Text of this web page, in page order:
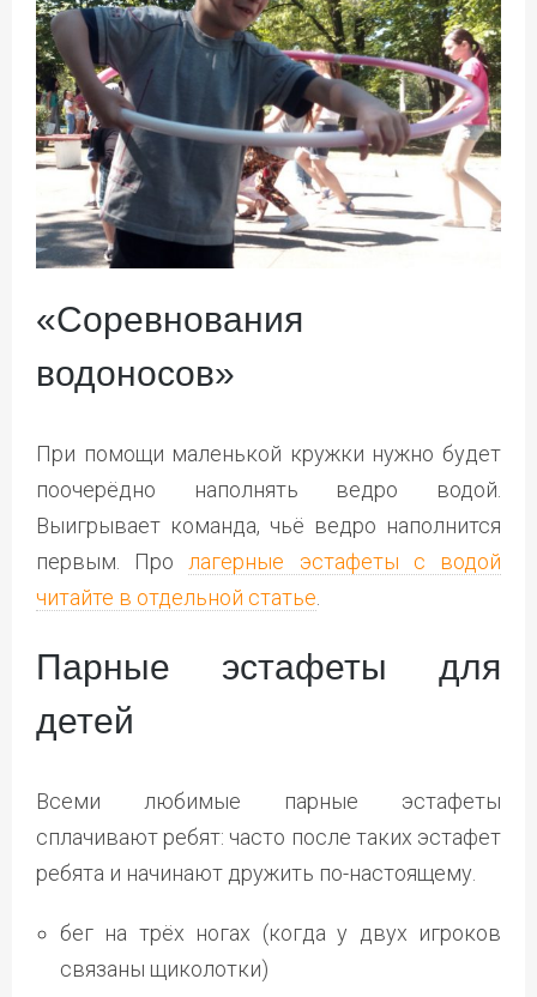
«Соревнования
водоносов»
При помощи маленькой кружки нужно будет
поочерёдно наполнять ведро водой.
Выигрывает команда, чьё ведро наполнится
первым. Пролагерные эстафеты с водой
читайте в отдельной статье.
Парные эстафеты для
детей
Всеми любимые парные эстафеты
сплачивают ребят: часто после таких эстафет
ребята и начинают дружить по-настоящему.
бег на трёх ногах (когда у двух игроков
связаны щиколотки)